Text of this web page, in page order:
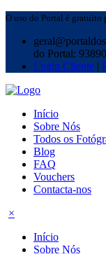
O uso do Portal é gratuito
do Portal:
Login Cliente |
Início
Sobre Nós
Todos os
Blog
FAQ
Vouchers
Contacta-nos
×
Início
Sobre Nós